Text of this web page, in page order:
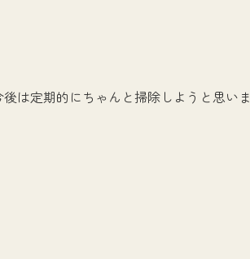
は定期的にちゃんと掃除しようと思いま